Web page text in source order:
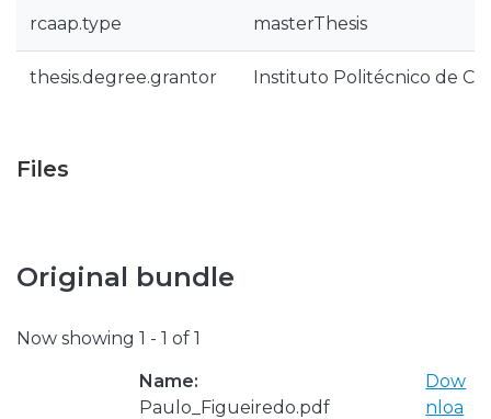
rcaap.type masterThesis
thesis.degree.grantor Instituto Politécnico de
Files
Original bundle
Now showing 1 - 1 of 1
Name:
Paulo_Figueiredo.pdf
Dow
nloa